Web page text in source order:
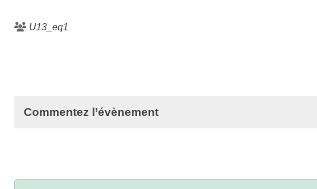
U13_eq1
Commentez l’évènement